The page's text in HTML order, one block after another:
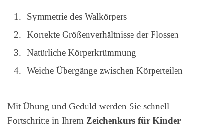
Symmetrie des Walkörpers
Korrekte Größenverhältnisse der Flossen
Natürliche Körperkrümmung
Weiche Übergänge zwischen Körperteilen
Mit Übung und Geduld werden Sie schnell
Fortschritte in Ihrem Zeichenkurs für Kinder